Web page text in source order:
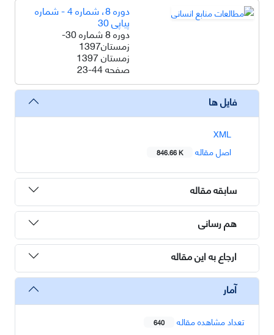
دوره 8، شماره 4 - شماره
پیاپی 30
دوره 8 شماره 30-
زمستان1397
زمستان 1397
صفحه23-44
فایل ها
XML
اصل مقاله
846.66 K
سابقه مقاله
هم رسانی
ارجاع به این مقاله
آمار
تعداد مشاهده مقاله 640